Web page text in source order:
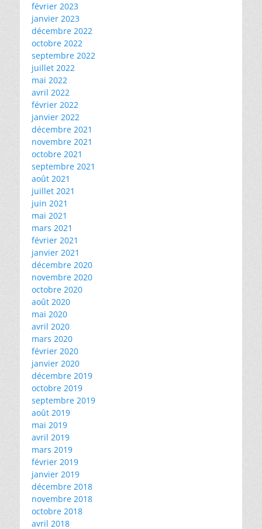
février 2023
janvier 2023
décembre 2022
octobre 2022
septembre 2022
juillet 2022
mai 2022
avril 2022
février 2022
janvier 2022
décembre 2021
novembre 2021
octobre 2021
septembre 2021
août 2021
juillet 2021
juin 2021
mai 2021
mars 2021
février 2021
janvier 2021
décembre 2020
novembre 2020
octobre 2020
août 2020
mai 2020
avril 2020
mars 2020
février 2020
janvier 2020
décembre 2019
octobre 2019
septembre 2019
août 2019
mai 2019
avril 2019
mars 2019
février 2019
janvier 2019
décembre 2018
novembre 2018
octobre 2018
avril 2018